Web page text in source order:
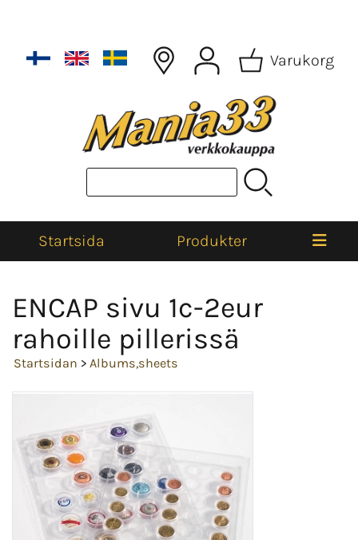
Varukorg
Startsida Produkter
ENCAP sivu 1c-2eur
rahoille pillerissä
Startsidan > Albums,sheets